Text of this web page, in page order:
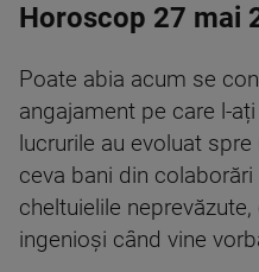
Horoscop 27 mai
Poate abia acum se
angajament pe care l-
lucrurile au evoluat
ceva bani din
cheltuielile
ingenioși când vine